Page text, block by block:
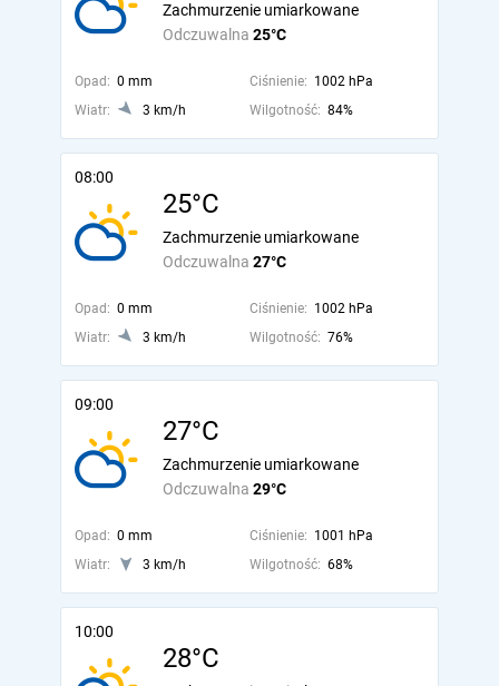
Odczuwalna 25°C
Zachmurzenie umiarkowane
Opad: 0 mm Ciśnienie: 1002 hPa
Wiatr:
3 km/h Wilgotność: 84%
08:00
25°C
Odczuwalna 27°C
Zachmurzenie umiarkowane
Opad: 0 mm Ciśnienie: 1002 hPa
Wiatr:
3 km/h Wilgotność: 76%
09:00
27°C
Odczuwalna 29°C
Zachmurzenie umiarkowane
Opad: 0 mm Ciśnienie: 1001 hPa
Wiatr:
3 km/h Wilgotność: 68%
10:00
28°C